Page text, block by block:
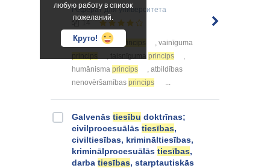
любую работу в список
пожеланий.
Круто!
Реферат для университета
... vienlīdzības princips
, vainīguma
princips
, taisnīguma princips
,
humānisma princips
, atbildības
nenovēršamības princips ...
Galvenās tiesību doktrīnas;
civilprocesuālās tiesības,
civiltiesības, krimināltiesības,
kriminālprocesuālās tiesības,
darba tiesības, starptautiskās